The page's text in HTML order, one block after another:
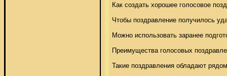
Как создать хорошее голосовое
Чтобы поздравление получилось
Можно использовать заранее
Преимущества голосовых
Такие поздравления обладают